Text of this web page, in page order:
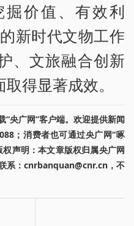
价值、有效利
新时代文物工作
、文旅融合创新
得显著成效。
“央广网”客户端。欢迎提供新闻
；消费者也可通过央广网“啄
声明：本文章版权归属央广网
系：cnrbanquan@cnr.cn，不